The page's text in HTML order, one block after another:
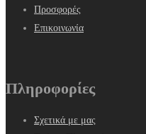
Προσφορές
Επικοινωνία
Πληροφορίες
Σχετικά με μας